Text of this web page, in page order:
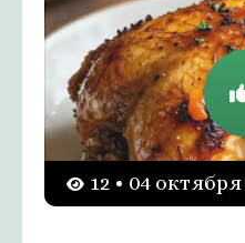
12 • 04 октября